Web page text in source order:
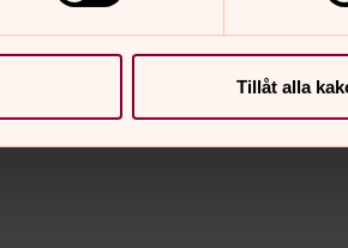
Tillåt alla